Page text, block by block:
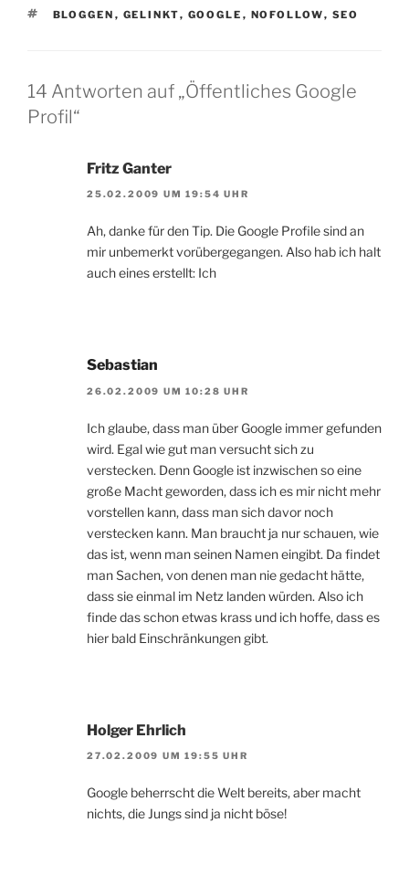
SCHLAGWÖRTER
BLOGGEN , GELINKT, GOOGLE , NOFOLLOW, SEO
14 Antworten auf „Öffentliches Google
Profil“
Fritz Ganter
25.02.2009 UM 19:54 UHR
Ah, danke für den Tip. Die Google Profile sind an
mir unbemerkt vorübergegangen. Also hab ich halt
auch eines erstellt: Ich
Sebastian
26.02.2009 UM 10:28 UHR
Ich glaube, dass man über Google immer gefunden
wird. Egal wie gut man versucht sich zu
verstecken. Denn Google ist inzwischen so eine
große Macht geworden, dass ich es mir nicht mehr
vorstellen kann, dass man sich davor noch
verstecken kann. Man braucht ja nur schauen, wie
das ist, wenn man seinen Namen eingibt. Da findet
man Sachen, von denen man nie gedacht hätte,
dass sie einmal im Netz landen würden. Also ich
finde das schon etwas krass und ich hoffe, dass es
hier bald Einschränkungen gibt.
Holger Ehrlich
27.02.2009 UM 19:55 UHR
Google beherrscht die Welt bereits, aber macht
nichts, die Jungs sind ja nicht böse!